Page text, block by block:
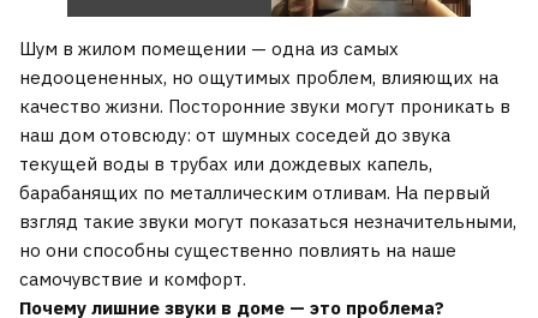
Шум в жилом помещении — одна из самых
недооцененных, но ощутимых проблем, влияющих на
качество жизни. Посторонние звуки могут проникать в
наш дом отовсюду: от шумных соседей до звука
текущей воды в трубах или дождевых капель,
барабанящих по металлическим отливам. На первый
взгляд такие звуки могут показаться незначительными,
но они способны существенно повлиять на наше
самочувствие и комфорт.
Почему лишние звуки в доме — это проблема?